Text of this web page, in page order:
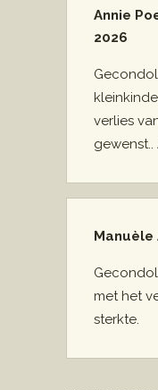
Annie
2026
verlies
gewenst..
Manuèle
met het
sterkte.